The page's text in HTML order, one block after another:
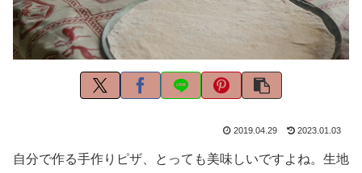
2019.04.29 2023.01.03
自分で作る手作りピザ、とっても美味しいですよね。生地